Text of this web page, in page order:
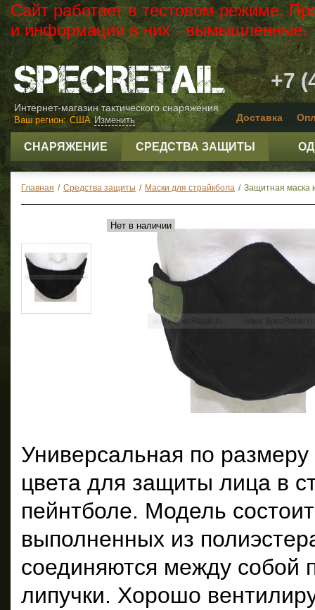
Сайт работает в тестовом режиме.
и информация в них - вымышленные.
Интернет-магазин тактического снаряжения
+7
Доставка
Изменить
Ваш регион: США
СНАРЯЖЕНИЕ СРЕДСТВА ЗАЩИТЫ
Главная / Средства защиты / Маски для страйкбола / Защитная маска
Нет в наличии
Универсальная по размеру
цвета для защиты лица в
пейнтболе. Модель
выполненных из
соединяются между собой
липучки. Хорошо